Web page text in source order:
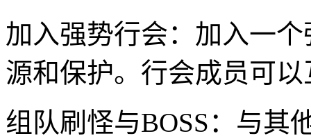
加入强势行会：加入一
源和保护。行会成员可
组队刷怪与BOSS：与其